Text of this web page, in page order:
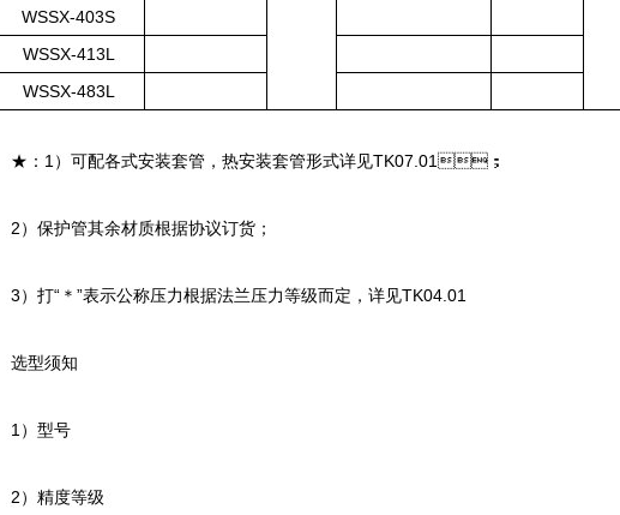
WSSX-403S
WSSX-413L
WSSX-483L
★：1）可配各式安装套管，热安装套管形式详见TK07.01；
2）保护管其余材质根据协议订货；
3）打“＊”表示公称压力根据法兰压力等级而定，详见TK04.01
选型须知
1）型号
2）精度等级